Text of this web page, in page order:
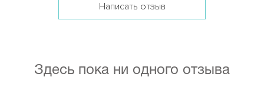
Написать отзыв
Здесь пока ни одного отзыва